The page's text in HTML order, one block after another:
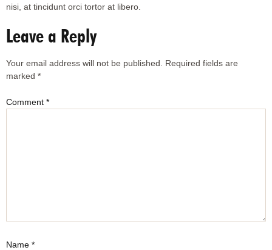
nisi, at tincidunt orci tortor at libero.
Leave a Reply
Your email address will not be published.
Required fields are
marked *
Comment *
Name *